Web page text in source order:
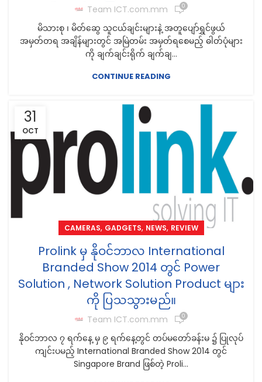
Team ICT.com.mm 0
မိသားစု ၊ မိတ်ဆွေ သူငယ်ချင်းများနဲ့ အတူပျော်ရွှင်ဖွယ်
အမှတ်တရ အချိန်များတွင် အမြဲတမ်း အမှတ်ရစေမည့် ဓါတ်ပုံများ
ကို ချက်ချင်းရိုက် ချက်ချ...
CONTINUE READING
31
OCT
CAMERAS, GADGETS, NEWS, REVIEW
Prolink မှ နိုဝင်ဘာလ International
Branded Show 2014 တွင် Power
Solution , Network Solution Product များ
ကို ပြသသွားမည်။
Team ICT.com.mm 0
နိုဝင်ဘာလ ၇ ရက်နေ့ မှ ၉ ရက်နေ့တွင် တပ်မတော်ခန်းမ ၌ ပြုလုပ်
ကျင်းပမည့် International Branded Show 2014 တွင်
Singapore Brand ဖြစ်တဲ့ Proli...